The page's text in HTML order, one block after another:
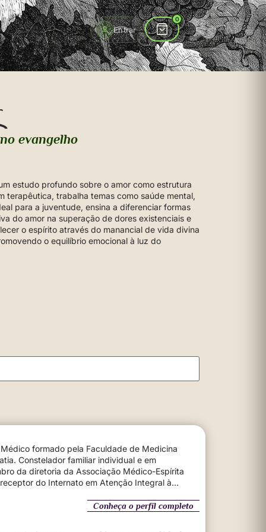
Entrar
0
evangelho
estudo profundo sobre o amor como estrutura
terapêutica, trabalha temas como saúde mental,
para a juventude, ensina a diferenciar formas
do amor na superação de dores existenciais e
o espírito através do manancial de vida divina
o equilíbrio emocional à luz do
formado pela Faculdade de Medicina
e em
da diretoria da Associação Médico-Espírita
do Internato em Atenção Integral à
e autocura: uma visão médico espírita ;
a ótica do espírito imortal
afetivos na visão sistêmica e espírita
Conheça o perfil completo